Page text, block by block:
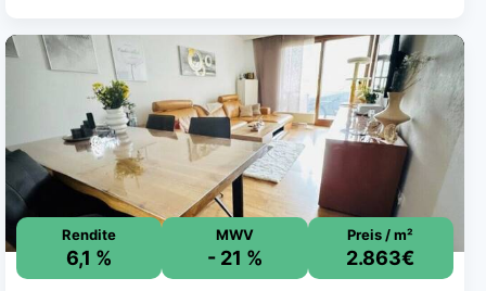
Rendite
6,1 %
MWV
- 21 %
Preis / m²
2.863€